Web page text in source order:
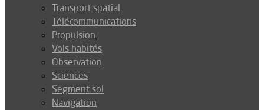
Transport spatial
Télécommunications
Propulsion
Vols habités
Observation
Sciences
Segment sol
Navigation